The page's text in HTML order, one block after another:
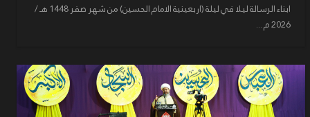
ابناء الرسالة ليلا في ليلة (اربعينية الامام الحسين) من شهر صفر 1448 هـ /
2026 م ...